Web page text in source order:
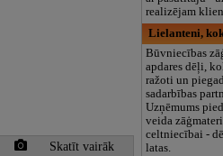
Skatīt vairāk
realizējam
Lielanteni,
Būvniecības
apdares dēļi,
ražoti un
sadarbības
Uzņēmums
veida
celtniecībai -
latas.